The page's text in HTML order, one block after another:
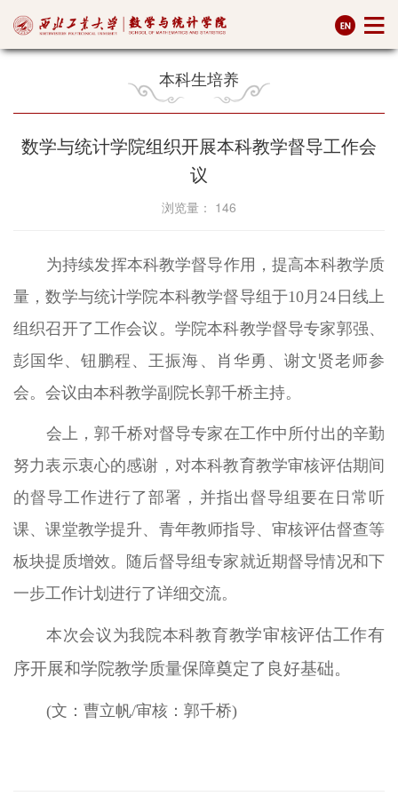
本科生培养
数学与统计学院组织开展本科教学督导工作会
议
浏览量： 146
为持续发挥本科教学督导作用，提高本科教学质
量，数学与统计学院本科教学督导组于10月24日线上
组织召开了工作会议。学院本科教学督导专家郭强、
彭国华、钮鹏程、王振海、肖华勇、谢文贤老师参
会。会议由本科教学副院长郭千桥主持。
会上，郭千桥对督导专家在工作中所付出的辛勤
努力表示衷心的感谢，对本科教育教学审核评估期间
的督导工作进行了部署，并指出督导组要在日常听
课、课堂教学提升、青年教师指导、审核评估督查等
板块提质增效。随后督导组专家就近期督导情况和下
一步工作计划进行了详细交流。
本次会议为我院本科教育教学审核评估工作有
序开展和学院教学质量保障奠定了良好基础。
(文：曹立帆/审核：郭千桥)